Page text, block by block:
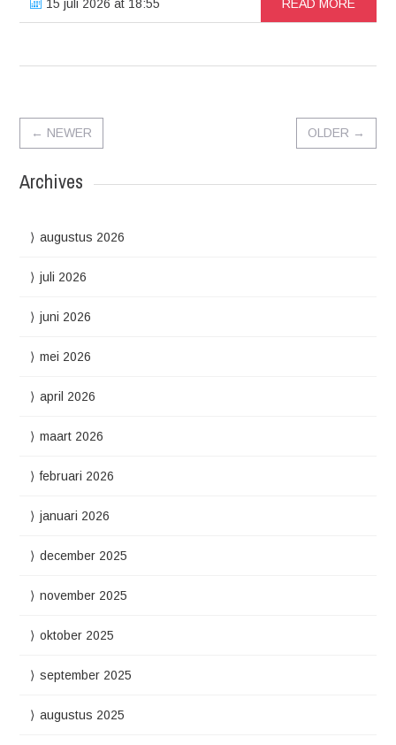
15 juli 2026 at 18:55 READ MORE
← NEWER OLDER →
Archives
augustus 2026
juli 2026
juni 2026
mei 2026
april 2026
maart 2026
februari 2026
januari 2026
december 2025
november 2025
oktober 2025
september 2025
augustus 2025